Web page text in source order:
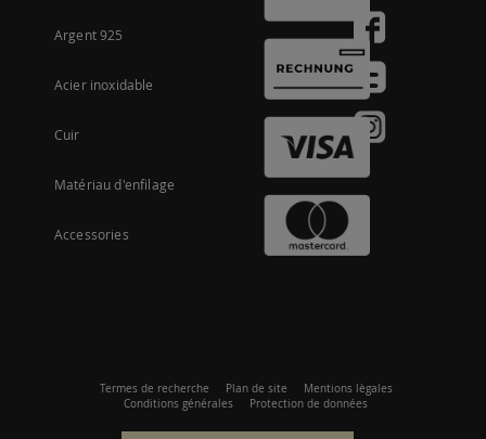
Argent 925
Acier inoxidable
Cuir
Matériau d'enfilage
Accessories
Termes de recherche Plan de site
Mentions lègales
Conditions générales
Protection de données